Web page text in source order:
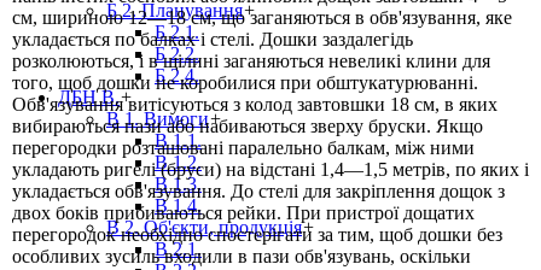
Б 2. Планування+
Б 2.1.
Б 2.2.
Б 2.4.
ДБН В.+
В 1. Вимоги+
В 1.1.
В 1.2.
В 1.3.
В 1.4.
В 2. Об'єкти, продукція+
В 2.1.
см, шириною 12—18 см, що заганяються в обв'язування, яке
укладається по балках і стелі. Дошки заздалегідь
розколюються, і в щілині заганяються невеликі клини для
того, щоб дошки не коробилися при обштукатурюванні.
Обв'язування витісуються з колод завтовшки 18 см, в яких
вибираються пази або набиваються зверху бруски. Якщо
перегородки розташовані паралельно балкам, між ними
укладають ригелі (бруси) на відстані 1,4—1,5 метрів, по яких і
укладається обв'язування. До стелі для закріплення дощок з
двох боків прибиваються рейки. При пристрої дощатих
перегородок необхідно спостерігати за тим, щоб дошки без
особливих зусиль входили в пази обв'язувань, оскільки